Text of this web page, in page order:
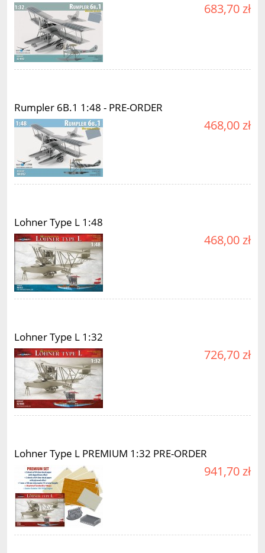
683,70 zł
Rumpler 6B.1 1:48 - PRE-ORDER
468,00 zł
Lohner Type L 1:48
468,00 zł
Lohner Type L 1:32
726,70 zł
Lohner Type L PREMIUM 1:32 PRE-ORDER
941,70 zł